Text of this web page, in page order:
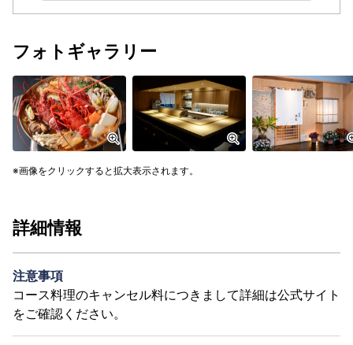
フォトギャラリー
画像をクリックすると拡大表示されます。
詳細情報
注意事項
コース料理のキャンセル料につきまして詳細は公式サイト
をご確認ください。